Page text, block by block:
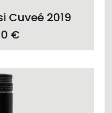
CART
Cuveé 2019
€